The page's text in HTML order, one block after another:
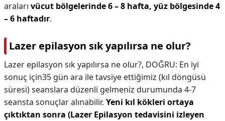
araları vücut bölgelerinde 6 – 8 hafta, yüz bölgesinde 4
– 6 haftadır.
Lazer epilasyon sık yapılırsa ne olur?
Lazer epilasyon sık yapılırsa ne olur?, DOĞRU: En iyi
sonuç için35 gün ara ile tavsiye ettiğimiz (kıl döngüsü
süresi) seanslara düzenli gelmeniz durumunda 4-7
seansta sonuçlar alınabilir. Yeni kıl kökleri ortaya
çıktıktan sonra (Lazer Epilasyon tedavisini izleyen